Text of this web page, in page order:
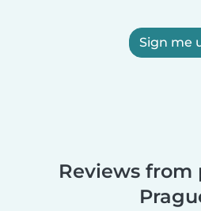
Sign me
Reviews from